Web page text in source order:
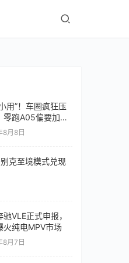
用”！车圈疯狂压
零跑A05偏要加价
8月8日
克至境模式兑现
VLE正式申报，
火纯电MPV市场
8月7日